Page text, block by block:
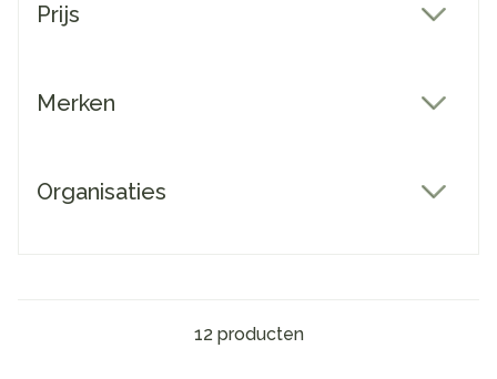
Prijs
Merken
Organisaties
12producten